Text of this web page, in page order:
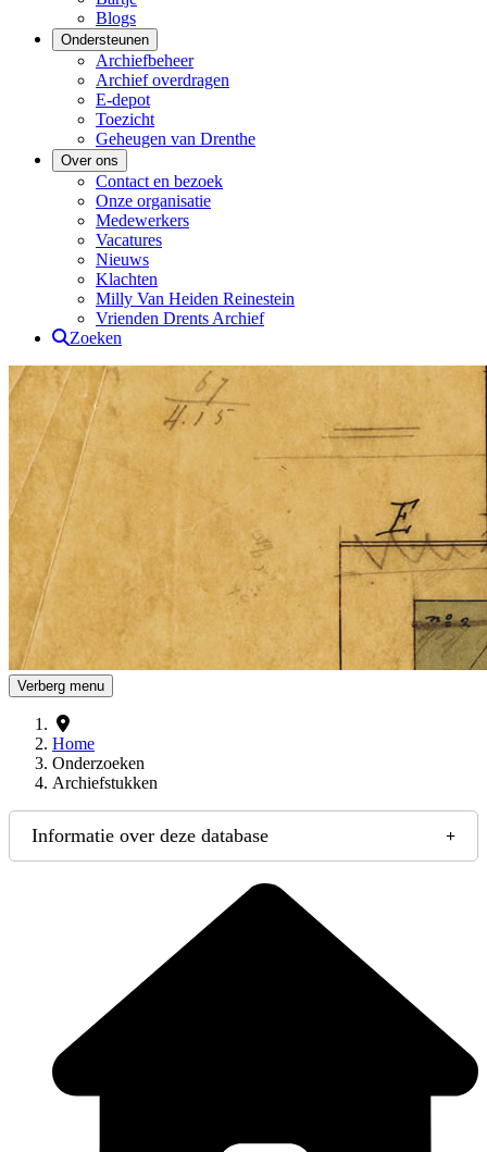
Blogs
Ondersteunen
Archiefbeheer
Archief overdragen
E-depot
Toezicht
Geheugen van Drenthe
Over ons
Contact en bezoek
Onze organisatie
Medewerkers
Vacatures
Nieuws
Klachten
Milly Van Heiden Reinestein
Vrienden Drents Archief
Zoeken
Drents Archief
Verberg menu
Home
Onderzoeken
Archiefstukken
Informatie over deze database